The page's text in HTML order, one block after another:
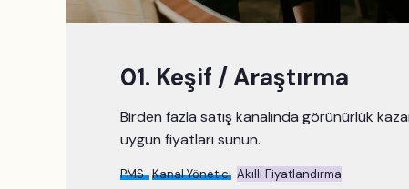
01. Keşif / Araştırma
Birden fazla satış kanalında görünürlük
uygun fiyatları sunun.
PMSKanal Yönetici Akıllı Fiyatlandırma